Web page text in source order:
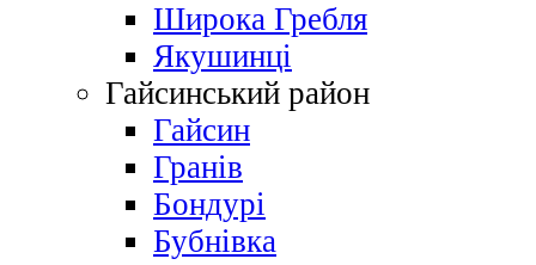
Широка Гребля
Якушинці
Гайсинський район
Гайсин
Гранів
Бондурі
Бубнівка